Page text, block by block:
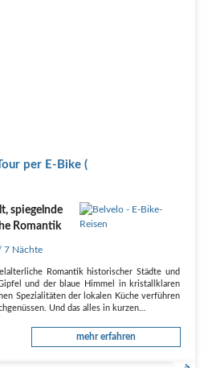
per E-Bike (
spiegelnde
Romantik
7 Nächte
Romantik historischer Städte und
und der blaue Himmel in kristallklaren
Spezialitäten der lokalen Küche verführen
Und das alles in kurzen…
mehr erfahren